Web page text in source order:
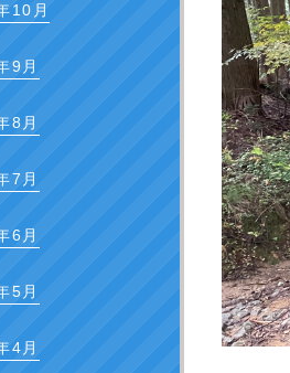
10月
9月
8月
7月
6月
5月
4月